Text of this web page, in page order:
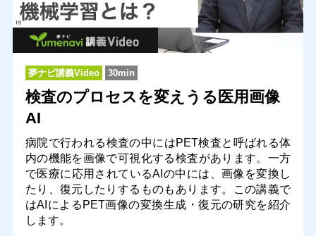
夢ナビ講義Video 30min
検査のプロセスを変えうる医用画像
AI
病院で行われる検査の中にはPET検査と呼ばれる体
内の機能を画像で可視化する検査があります。一方
で医療に応用されているAIの中には、画像を変換し
たり、復元したりするものもあります。この講義で
はAIによるPET画像の変換生成・復元の研究を紹介
します。